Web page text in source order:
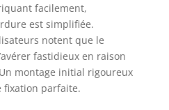
facilement,
est simplifiée.
notent que le
fastidieux en raison
montage initial rigoureux
fixation parfaite.